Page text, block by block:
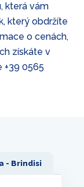
která vám
který obdržíte
o cenách,
získáte v
+39 0565
- Brindisi